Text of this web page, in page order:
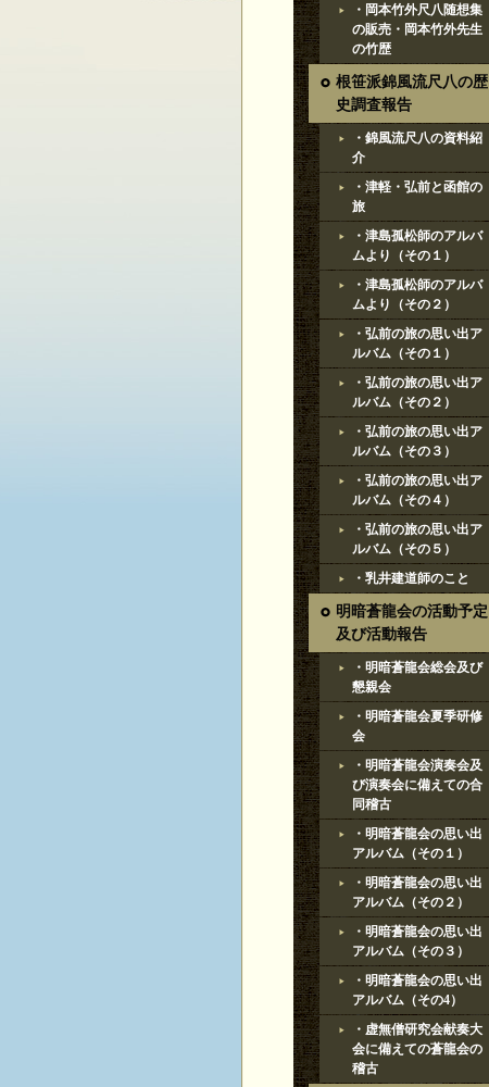
・岡本竹外尺八随想集
の販売・岡本竹外先生
の竹歴
根笹派錦風流尺八の歴
史調査報告
・錦風流尺八の資料紹
介
・津軽・弘前と函館の
旅
・津島孤松師のアルバ
ムより（その１）
・津島孤松師のアルバ
ムより（その２）
・弘前の旅の思い出ア
ルバム（その１）
・弘前の旅の思い出ア
ルバム（その２）
・弘前の旅の思い出ア
ルバム（その３）
・弘前の旅の思い出ア
ルバム（その４）
・弘前の旅の思い出ア
ルバム（その５）
・乳井建道師のこと
明暗蒼龍会の活動予定
及び活動報告
・明暗蒼龍会総会及び
懇親会
・明暗蒼龍会夏季研修
会
・明暗蒼龍会演奏会及
び演奏会に備えての合
同稽古
・明暗蒼龍会の思い出
アルバム（その１）
・明暗蒼龍会の思い出
アルバム（その２）
・明暗蒼龍会の思い出
アルバム（その３）
・明暗蒼龍会の思い出
アルバム（その4）
・虚無僧研究会献奏大
会に備えての蒼龍会の
稽古